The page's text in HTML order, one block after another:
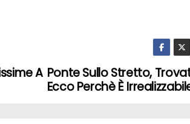
Ponte Sullo Stretto,
Ecco Perchè È
A